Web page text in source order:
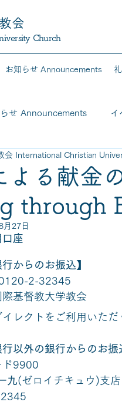
会
Church
お知らせ Announcements
せ Announcements イ
よる献金
through
会 International Christian
月27日
口座
行からのお振込】
2-32345
際基督教大学教会
レクトをご利用いた
行以外の銀行からのお振
ド9900
九(ゼロイチキュウ)支店